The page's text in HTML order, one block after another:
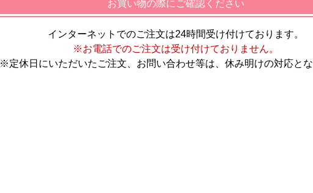
お買い物の際にご確認ください
インターネットでのご注文は24時間受け付けております。
※お電話でのご注文は受け付けておりません。
※定休日にいただいたご注文、お問い合わせ等は、休み明けの対応と